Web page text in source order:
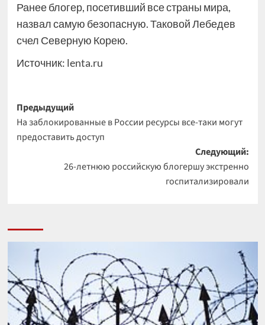
Ранее блогер, посетивший все страны мира,
назвал самую безопасную. Таковой Лебедев
счел Северную Корею.
Источник: lenta.ru
Навигация
записи
Предыдущий
На заблокированные в России ресурсы все-таки могут
предоставить доступ
Следующий:
26-летнюю российскую блогершу экстренно
госпитализировали